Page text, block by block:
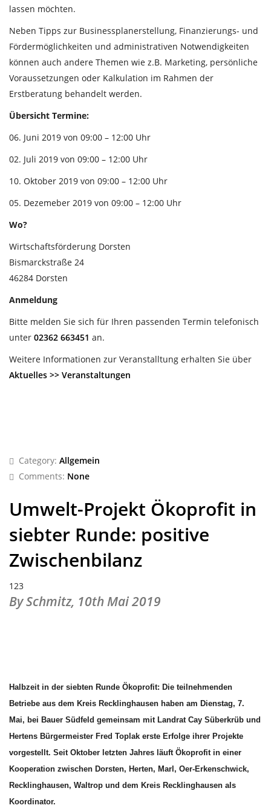
lassen möchten.
Neben Tipps zur Businessplanerstellung, Finanzierungs- und
Fördermöglichkeiten und administrativen Notwendigkeiten
können auch andere Themen wie z.B. Marketing, persönliche
Voraussetzungen oder Kalkulation im Rahmen der
Erstberatung behandelt werden.
Übersicht Termine:
06. Juni 2019 von 09:00 – 12:00 Uhr
02. Juli 2019 von 09:00 – 12:00 Uhr
10. Oktober 2019 von 09:00 – 12:00 Uhr
05. Dezemeber 2019 von 09:00 – 12:00 Uhr
Wo?
Wirtschaftsförderung Dorsten
Bismarckstraße 24
46284 Dorsten
Anmeldung
Bitte melden Sie sich für Ihren passenden Termin telefonisch
unter 02362 663451 an.
Weitere Informationen zur Veranstalltung erhalten Sie über
Aktuelles >> Veranstaltungen
Category: Allgemein
Comments: None
Umwelt-Projekt Ökoprofit in
siebter Runde: positive
Zwischenbilanz
123
By Schmitz, 10th Mai 2019
Halbzeit in der siebten Runde Ökoprofit: Die teilnehmenden
Betriebe aus dem Kreis Recklinghausen haben am Dienstag, 7.
Mai, bei Bauer Südfeld gemeinsam mit Landrat Cay Süberkrüb und
Hertens Bürgermeister Fred Toplak erste Erfolge ihrer Projekte
vorgestellt. Seit Oktober letzten Jahres läuft Ökoprofit in einer
Kooperation zwischen Dorsten, Herten, Marl, Oer-Erkenschwick,
Recklinghausen, Waltrop und dem Kreis Recklinghausen als
Koordinator.